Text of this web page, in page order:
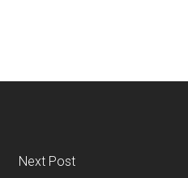
Next Post